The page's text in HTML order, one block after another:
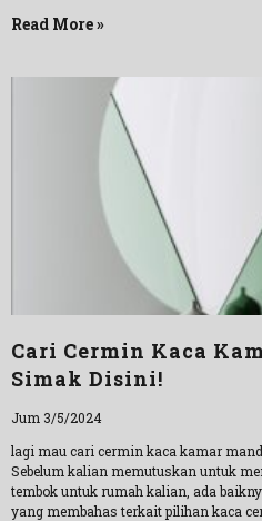
Read More »
Cari Cermin Kaca
Simak Disini!
Jum 3/5/2024
lagi mau cari cermin kaca kamar
Sebelum kalian memutuskan untuk
tembok untuk rumah kalian, ada
yang membahas terkait pilihan kaca